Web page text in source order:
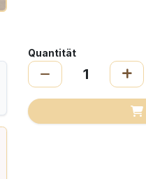
Quantität